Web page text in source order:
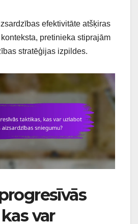
efektivitāte atšķiras
pretinieka stiprajām
stratēģijas izpildes.
var